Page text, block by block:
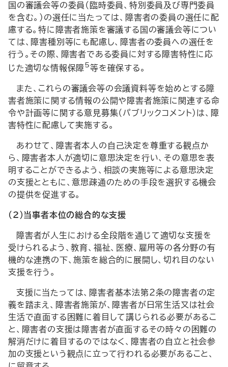
国の審議会等の委員（臨時委員、特別委員及び専門委員
を含む。）の選任に当たっては、障害者の委員の選任に配
慮する。特に障害者施策を審議する国の審議会等につい
ては、障害種別等にも配慮し、障害者の委員への選任を
行う。その際、障害者である委員に対する障害特性に応
じた適切な情報保障5等を確保する。
また、これらの審議会等の会議資料等を始めとする障
害者施策に関する情報の公開や障害者施策に関連する命
令や計画等に関する意見募集（パブリックコメント）は、障
害特性に配慮して実施する。
あわせて、障害者本人の自己決定を尊重する観点か
ら、障害者本人が適切に意思決定を行い、その意思を表
明することができるよう、相談の実施等による意思決定
の支援とともに、意思疎通のための手段を選択する機会
の提供を促進する。
（２）当事者本位の総合的な支援
障害者が人生における全段階を通じて適切な支援を
受けられるよう、教育、福祉、医療、雇用等の各分野の有
機的な連携の下、施策を総合的に展開し、切れ目のない
支援を行う。
支援に当たっては、障害者基本法第２条の障害者の定
義を踏まえ、障害者施策が、障害者が日常生活又は社会
生活で直面する困難に着目して講じられる必要があるこ
と、障害者の支援は障害者が直面するその時々の困難の
解消だけに着目するのではなく、障害者の自立と社会参
加の支援という観点に立って行われる必要があること、